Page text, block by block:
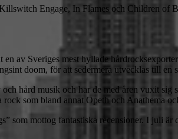
Engage, In Flames och Children
av Sveriges mest hyllade
doom, för att sedermera utvecklas till
hård musik och har de med åren vuxit
som bland annat Opeth och Anathema
som mottog fantastiska recensioner. I juli